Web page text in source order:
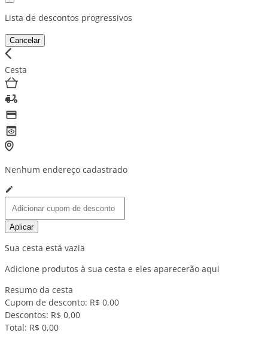
Lista de descontos progressivos
Cancelar
Cesta
Nenhum endereço cadastrado
Aplicar
Sua cesta está vazia
Adicione produtos à sua cesta e eles aparecerão aqui
Resumo da cesta
Cupom de desconto: R$ 0,00
Descontos: R$ 0,00
Total: R$ 0,00